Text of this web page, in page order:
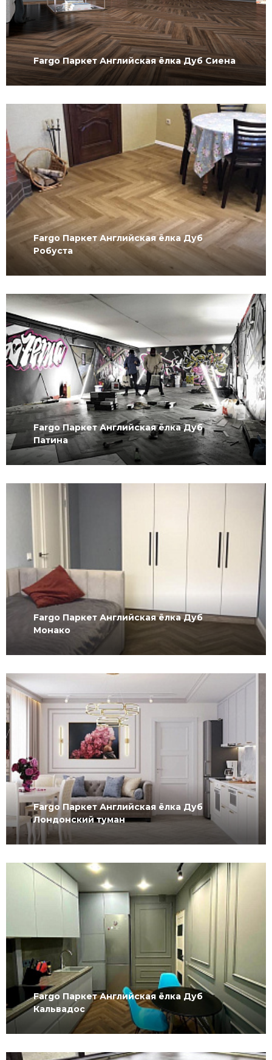
Fargo Паркет Английская ёлка Дуб Сиена
Fargo Паркет Английская ёлка Дуб
Робуста
Fargo Паркет Английская ёлка Дуб
Патина
Fargo Паркет Английская ёлка Дуб
Монако
Fargo Паркет Английская ёлка Дуб
Лондонский туман
Fargo Паркет Английская ёлка Дуб
Кальвадос